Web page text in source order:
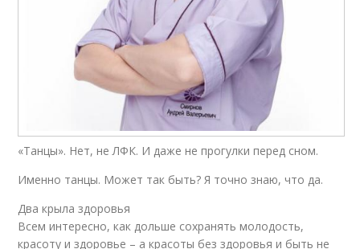
«Танцы». Нет, не ЛФК. И даже не прогулки перед сном.
Именно танцы. Может так быть? Я точно знаю, что да.
Два крыла здоровья
Всем интересно, как дольше сохранять молодость,
красоту и здоровье – а красоты без здоровья и быть не